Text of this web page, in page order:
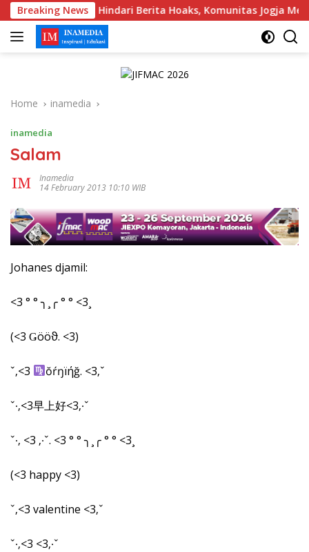
Skip
to
content
Breaking NewsHindari Berita Hoaks, Komunitas Jogja Menyapa
Home inamedia
inamedia
Salam
Inamedia
14 February 2013 10:10 WIB
Johanes djamil:
<3 ° ° ╮¸╭ ° ° <3¸
(<3 Ǥööϑ. <3)
ˇ‚<3 ŏŕŋïήğ. <3‚ˇ
ˇ∙‚<3早上好<3‚∙ˇ
ˇ∙‚ <3 ‚∙ˇ. <3 ° ° ╮¸╭ ° ° <3¸
(<3 happy <3)
ˇ‚<3 valentine <3‚ˇ
ˇ∙‚<3 <3‚∙ˇ